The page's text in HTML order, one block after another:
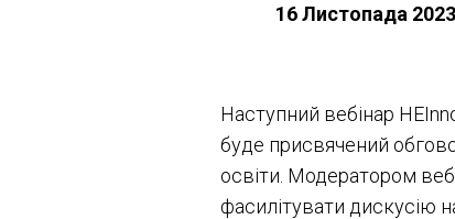
16 Листопада 2023
Наступний вебінар
буде присвячений
освіти. Модератором
фасилітувати дискусію